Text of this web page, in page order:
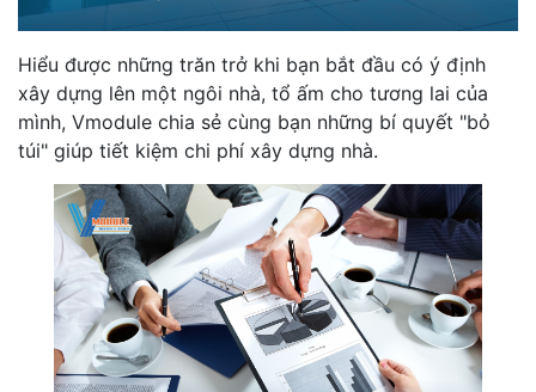
Hiểu được những trăn trở khi bạn bắt đầu có ý định
xây dựng lên một ngôi nhà, tổ ấm cho tương lai của
mình, Vmodule chia sẻ cùng bạn những bí quyết "bỏ
túi" giúp tiết kiệm chi phí xây dựng nhà.